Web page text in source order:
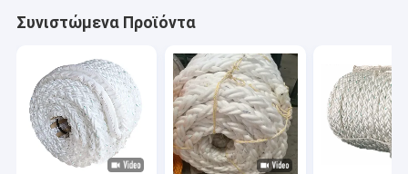
Συνιστώμενα Προϊόντα